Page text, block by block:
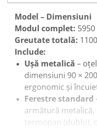
Model – Dimensiuni
Modul complet:
Greutate totală:
Include:
Ușă metalică –
dimensiuni 90 ×
ergonomic și
Ferestre standard
armătură metalică,
termopan (dublu),